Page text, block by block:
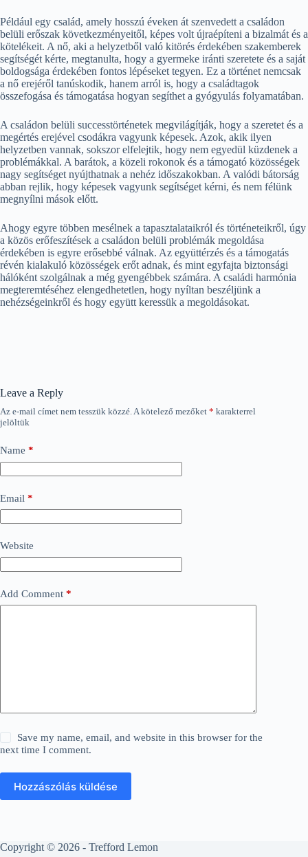
Például egy család, amely hosszú éveken át szenvedett a családon
belüli erőszak következményeitől, képes volt újraépíteni a bizalmát és a
kötelékeit. A nő, aki a helyzetből való kitörés érdekében szakemberek
segítségét kérte, megtanulta, hogy a gyermeke iránti szeretete és a saját
boldogsága érdekében fontos lépéseket tegyen. Ez a történet nemcsak
a nő erejéről tanúskodik, hanem arról is, hogy a családtagok
összefogása és támogatása hogyan segíthet a gyógyulás folyamatában.
A családon belüli successtörténetek megvilágítják, hogy a szeretet és a
megértés erejével csodákra vagyunk képesek. Azok, akik ilyen
helyzetben vannak, sokszor elfelejtik, hogy nem egyedül küzdenek a
problémákkal. A barátok, a közeli rokonok és a támogató közösségek
nagy segítséget nyújthatnak a nehéz időszakokban. A valódi bátorság
abban rejlik, hogy képesek vagyunk segítséget kérni, és nem félünk
megnyílni mások előtt.
Ahogy egyre többen mesélnek a tapasztalataikról és történeteikről, úgy
a közös erőfeszítések a családon belüli problémák megoldása
érdekében is egyre erősebbé válnak. Az együttérzés és a támogatás
révén kialakuló közösségek erőt adnak, és mint egyfajta biztonsági
hálóként szolgálnak a még gyengébbek számára. A családi harmónia
megteremtéséhez elengedhetetlen, hogy nyíltan beszéljünk a
nehézségeinkről és hogy együtt keressük a megoldásokat.
Leave a Reply
Az e-mail címet nem tesszük közzé.A kötelező mezőket * karakterrel
jelöltük
Name *
Email *
Website
Add Comment *
Save my name, email, and website in this browser for the
next time I comment.
Hozzászólás küldése
Copyright © 2026 - Trefford Lemon